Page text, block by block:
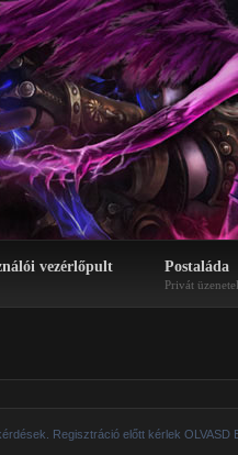
vezérlőpult Postaláda
Privát
Regisztráció előtt kérlek OLVASD